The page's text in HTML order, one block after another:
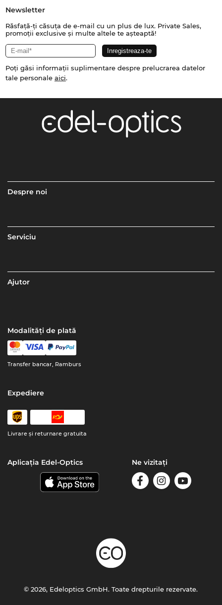
Newsletter
Răsfață-ți căsuța de e-mail cu un plus de lux. Private Sales,
promoții exclusive și multe altele te așteaptă!
Poți găsi informații suplimentare despre prelucrarea datelor
tale personale aici.
Despre noi
Serviciu
Ajutor
Modalități de plată
Transfer bancar, Ramburs
Expediere
Livrare şi returnare gratuita
Aplicația Edel-Optics Ne vizitați
© 2026, Edeloptics GmbH. Toate drepturile rezervate.